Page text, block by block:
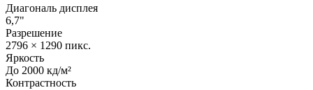
Диагональ дисплея
6,7"
Разрешение
2796 × 1290 пикс.
Яркость
До 2000 кд/м²
Контрастность